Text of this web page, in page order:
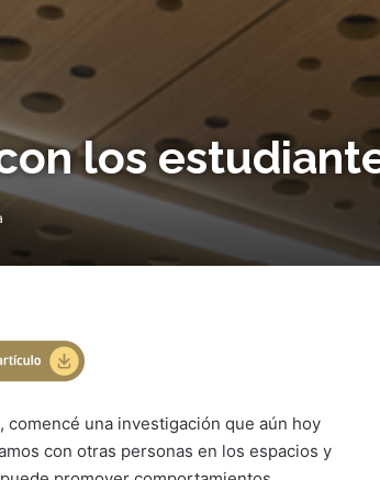
los
comencé una investigación que aún hoy
con otras personas en los espacios y